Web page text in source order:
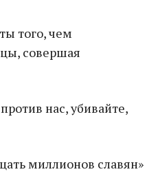
того, чем
совершая
нас, убивайте,
миллионов славян»